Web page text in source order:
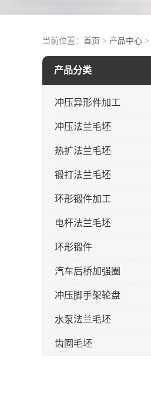
当前位置： 首页 > 产品中心 >
产品分类
冲压异形件加工
冲压法兰毛坯
热扩法兰毛坯
锻打法兰毛坯
环形锻件加工
电杆法兰毛坯
环形锻件
汽车后桥加强圈
冲压脚手架轮盘
水泵法兰毛坯
齿圈毛坯